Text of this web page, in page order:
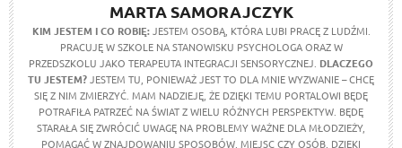
MARTA SAMORAJCZYK
KIM JESTEM I CO ROBIĘ:JESTEM OSOBĄ, KTÓRA LUBI PRACĘ Z LUDŹMI.
PRACUJĘ W SZKOLE NA STANOWISKU PSYCHOLOGA ORAZ W
PRZEDSZKOLU JAKO TERAPEUTA INTEGRACJI SENSORYCZNEJ. DLACZEGO
TU JESTEM?JESTEM TU, PONIEWAŻ JEST TO DLA MNIE WYZWANIE – CHCĘ
SIĘ Z NIM ZMIERZYĆ. MAM NADZIEJĘ, ŻE DZIĘKI TEMU PORTALOWI BĘDĘ
POTRAFIŁA PATRZEĆ NA ŚWIAT Z WIELU RÓŻNYCH PERSPEKTYW. BĘDĘ
STARAŁA SIĘ ZWRÓCIĆ UWAGĘ NA PROBLEMY WAŻNE DLA MŁODZIEŻY,
POMAGAĆ W ZNAJDOWANIU SPOSOBÓW, MIEJSC CZY OSÓB, DZIĘKI